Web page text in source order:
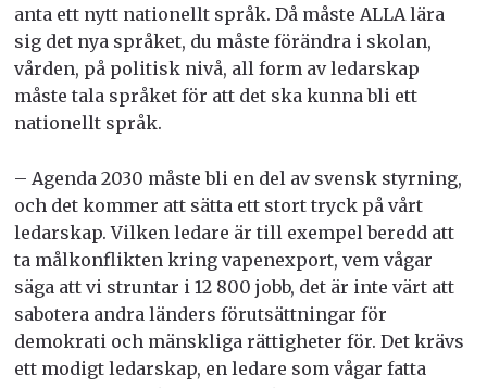
anta ett nytt nationellt språk. Då måste ALLA lära
sig det nya språket, du måste förändra i skolan,
vården, på politisk nivå, all form av ledarskap
måste tala språket för att det ska kunna bli ett
nationellt språk.
– Agenda 2030 måste bli en del av svensk styrning,
och det kommer att sätta ett stort tryck på vårt
ledarskap. Vilken ledare är till exempel beredd att
ta målkonflikten kring vapenexport, vem vågar
säga att vi struntar i 12 800 jobb, det är inte värt att
sabotera andra länders förutsättningar för
demokrati och mänskliga rättigheter för. Det krävs
ett modigt ledarskap, en ledare som vågar fatta